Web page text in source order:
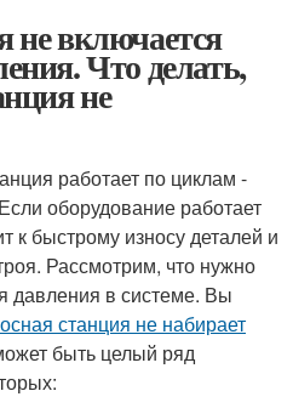
не включается
Что делать,
не
работает по циклам -
оборудование работает
к быстрому износу деталей и
Рассмотрим, что нужно
давления в системе. Вы
станция не набирает
быть целый ряд